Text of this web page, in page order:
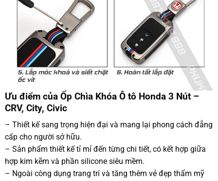
Ưu điểm của Ốp Chìa Khóa Ô tô Honda 3 Nút –
CRV, City, Civic
– Thiết kế sang trọng hiện đại và mang lại phong cách đẳng
cấp cho người sở hữu.
– Sản phẩm thiết kế tỉ mỉ đến từng chi tiết, có kết hợp giữa
hợp kim kẽm và phần silicone siêu mềm.
– Ngoài công dụng trang trí và tăng thêm vẻ đẹp thẩm mỹ